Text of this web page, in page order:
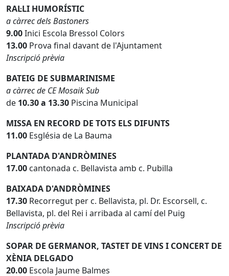
RAL·LI HUMORÍSTIC
a càrrec dels Bastoners
9.00Inici Escola Bressol Colors
13.00 Prova final davant de l'Ajuntament
Inscripció prèvia
BATEIG DE SUBMARINISME
a càrrec de CE Mosaik Sub
de 10.30 a 13.30 Piscina Municipal
MISSA EN RECORD DE TOTS ELS DIFUNTS
11.00 Església de La Bauma
PLANTADA D'ANDRÒMINES
17.00 cantonada c. Bellavista amb c. Pubilla
BAIXADA D'ANDRÒMINES
17.30 Recorregut per c. Bellavista, pl. Dr. Escorsell, c.
Bellavista, pl. del Rei i arribada al camí del Puig
Inscripció prèvia
SOPAR DE GERMANOR, TASTET DE VINS I CONCERT DE
XÈNIA DELGADO
20.00 Escola Jaume Balmes